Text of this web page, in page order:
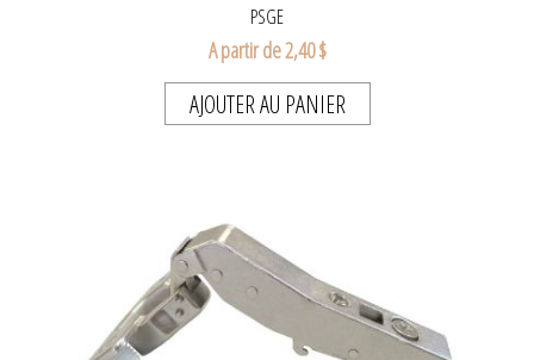
PSGE
A partir de 2,40 $
AJOUTER AU PANIER